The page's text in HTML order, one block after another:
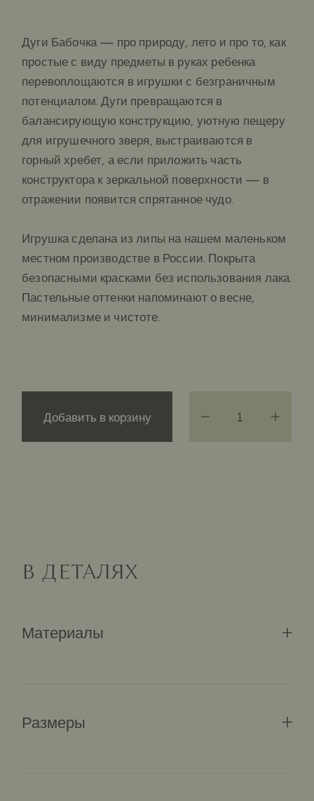
Дуги Бабочка — про природу, лето и про то, как
простые с виду предметы в руках ребенка
перевоплощаются в игрушки с безграничным
потенциалом. Дуги превращаются в
балансирующую конструкцию, уютную пещеру
для игрушечного зверя, выстраиваются в
горный хребет, а если приложить часть
конструктора к зеркальной поверхности — в
отражении появится спрятанное чудо.
Игрушка сделана из липы на нашем маленьком
местном производстве в России. Покрыта
безопасными красками без использования лака.
Пастельные оттенки напоминают о весне,
минимализме и чистоте.
Добавить в корзину
В ДЕТАЛЯХ
Материалы
Размеры